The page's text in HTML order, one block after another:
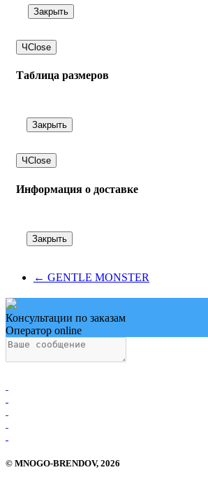
Закрыть
ЧClose
Таблица размеров
Закрыть
ЧClose
Информация о доставке
Закрыть
← GENTLE MONSTER
Консультации по заказам
Оператор online
© MNOGO-BRENDOV, 2026